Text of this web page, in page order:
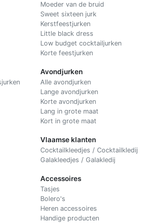
Moeder van de bruid
Sweet sixteen jurk
Kerstfeestjurken
Little black dress
Low budget cocktailjurken
Korte feestjurken
Avondjurken
Alle avondjurken
Lange avondjurken
Korte avondjurken
Lang in grote maat
Kort in grote maat
Vlaamse klanten
Cocktailkleedjes / Cocktailkledij
Galakleedjes / Galakledij
Accessoires
Tasjes
Bolero's
Heren accessoires
Handige producten